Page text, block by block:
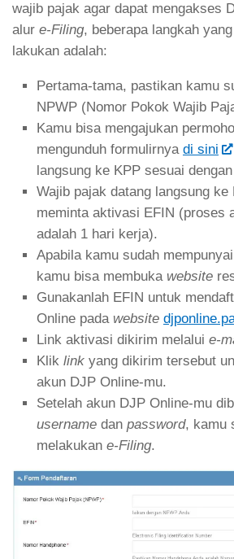
wajib pajak agar dapat mengakses
alur e-Filing, beberapa langkah
lakukan adalah:
Pertama-tama, pastikan kamu
NPWP (Nomor Pokok Wajib
Kamu bisa mengajukan
mengunduh formulirnya di sini
langsung ke KPP sesuai
Wajib pajak datang langsung ke
meminta aktivasi EFIN (proses
adalah 1 hari kerja).
Apabila kamu sudah
kamu bisa membuka website
Gunakanlah EFIN untuk
Online pada website
Link aktivasi dikirim melalui e-
Klik link yang dikirim tersebut
akun DJP Online-mu.
Setelah akun DJP Online-mu
username dan password, kamu
melakukan e-Filing.